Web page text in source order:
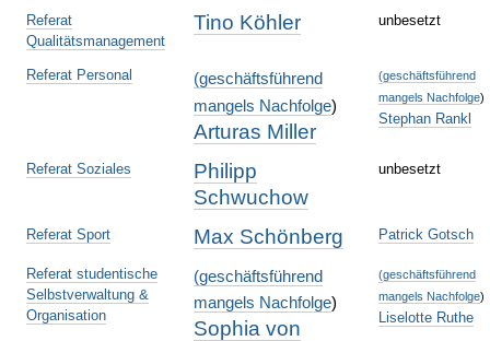
Referat
Qualitätsmanagement
Tino Köhler unbesetzt
Referat Personal (geschäftsführend
mangels Nachfolge)
Arturas Miller
(geschäftsführend
mangels Nachfolge)
Stephan Rankl
Referat Soziales
Philipp
Schwuchow
unbesetzt
Referat Sport Max Schönberg Patrick Gotsch
Referat studentische
Selbstverwaltung &
Organisation
(geschäftsführend
mangels Nachfolge)
Sophia von
(geschäftsführend
mangels Nachfolge)
Liselotte Ruthe